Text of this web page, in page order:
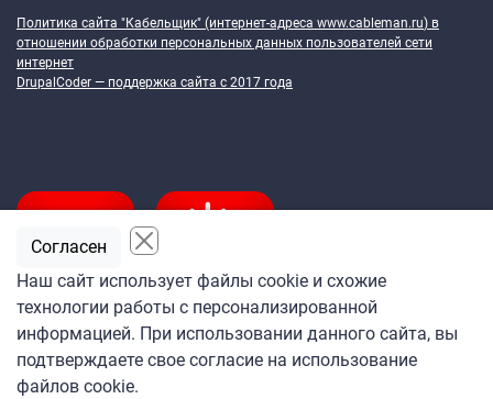
Политика сайта "Кабельщик" (интернет-адреса www.cableman.ru) в
отношении обработки персональных данных пользователей сети
интернет
DrupalCoder — поддержка сайта c 2017 года
Подпишитесь
на ежедневную рассылку
«Кабельщика»
Наш сайт использует файлы cookie и схожие
технологии работы с персонализированной
информацией. При использовании данного сайта, вы
подтверждаете свое согласие на использование
файлов cookie.
Согласен